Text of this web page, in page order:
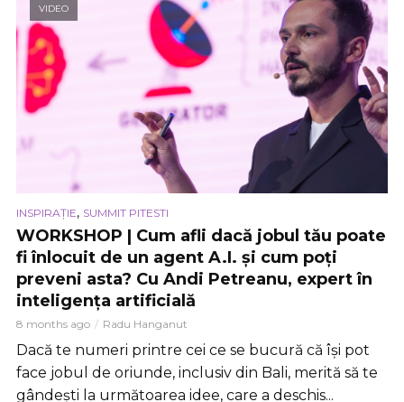
VIDEO
INSPIRAȚIE, SUMMIT PITESTI
WORKSHOP | Cum afli dacă jobul tău poate
fi înlocuit de un agent A.I. și cum poți
preveni asta? Cu Andi Petreanu, expert în
inteligența artificială
8 months ago Radu Hanganut
Dacă te numeri printre cei ce se bucură că își pot
face jobul de oriunde, inclusiv din Bali, merită să te
gândești la următoarea idee, care a deschis...